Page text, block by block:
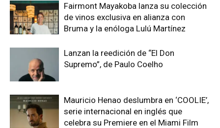
Fairmont Mayakoba lanza su colección
de vinos exclusiva en alianza con
Bruma y la enóloga Lulú Martínez
Lanzan la reedición de “El Don
Supremo”, de Paulo Coelho
Mauricio Henao deslumbra en ‘COOLIE’,
serie internacional en inglés que
celebra su Premiere en el Miami Film